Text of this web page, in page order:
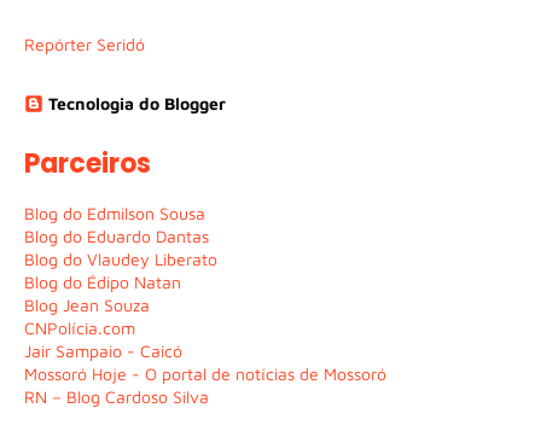
Repórter Seridó
Tecnologia do Blogger
Parceiros
Blog do Edmilson Sousa
Blog do Eduardo Dantas
Blog do Vlaudey Liberato
Blog do Édipo Natan
Blog Jean Souza
CNPolícia.com
Jair Sampaio - Caicó
Mossoró Hoje - O portal de notícias de Mossoró
RN – Blog Cardoso Silva